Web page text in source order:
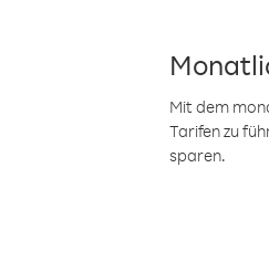
Mit dem
Tarifen zu
sparen.